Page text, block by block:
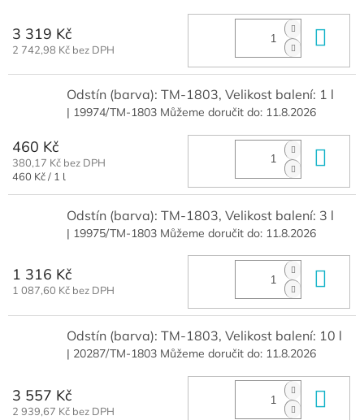
3 319 Kč
2 742,98 Kč bez DPH
Odstín (barva): TM-1803, Velikost balení: 1 l
| 19974/TM-1803 Můžeme doručit do: 11.8.2026
460 Kč
380,17 Kč bez DPH
Měrná
460 Kč / 1 l
Odstín (barva): TM-1803, Velikost balení: 3 l
| 19975/TM-1803 Můžeme doručit do: 11.8.2026
1 316 Kč
1 087,60 Kč bez DPH
Odstín (barva): TM-1803, Velikost balení: 10 l
| 20287/TM-1803 Můžeme doručit do: 11.8.2026
3 557 Kč
2 939,67 Kč bez DPH